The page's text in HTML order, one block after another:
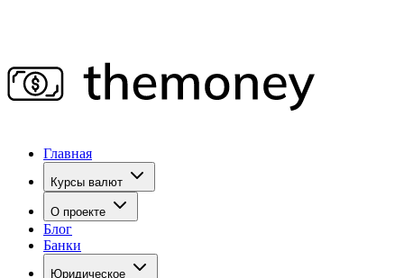
Главная
Курсы валют
О проекте
Блог
Банки
Юридическое